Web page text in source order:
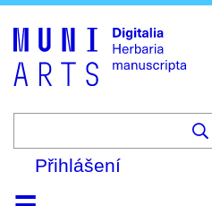
Přihlášení